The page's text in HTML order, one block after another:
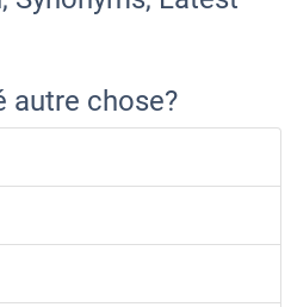
autre chose?